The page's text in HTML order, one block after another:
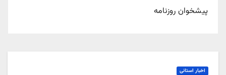
پیشخوان روزنامه
اخبار استانی